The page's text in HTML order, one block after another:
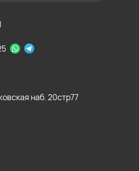
наб. 20стр77